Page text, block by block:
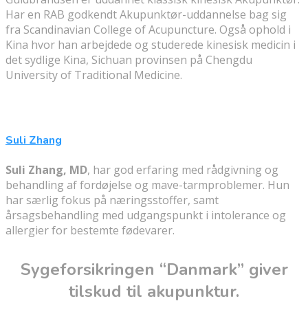
Har en RAB godkendt Akupunktør-uddannelse bag sig
fra Scandinavian College of Acupuncture. Også ophold i
Kina hvor han arbejdede og studerede kinesisk medicin i
det sydlige Kina, Sichuan provinsen på Chengdu
University of Traditional Medicine.
Suli Zhang
Suli Zhang, MD, har god erfaring med rådgivning og
behandling af fordøjelse og mave-tarmproblemer. Hun
har særlig fokus på næringsstoffer, samt
årsagsbehandling med udgangspunkt i intolerance og
allergier for bestemte fødevarer.
Sygeforsikringen “Danmark” giver
tilskud til akupunktur.